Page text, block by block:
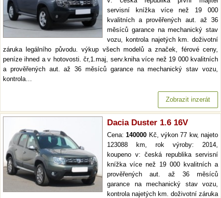
servisní knížka více než 19 000
kvalitních a prověřených aut. až 36
měsíců garance na mechanický stav
vozu, kontrola najetých km. doživotní
záruka legálního původu. výkup všech modelů a značek, férové ceny,
peníze ihned a v hotovosti. čr,1.maj, serv.kniha více než 19 000 kvalitních
a prověřených aut. až 36 měsíců garance na mechanický stav vozu,
kontrola…
Zobrazit inzerát
Dacia Duster 1.6 16V
Cena:140000 Kč, výkon 77 kw, najeto
123088 km, rok výroby: 2014,
koupeno v: česká republika servisní
knížka více než 19 000 kvalitních a
prověřených aut. až 36 měsíců
garance na mechanický stav vozu,
kontrola najetých km. doživotní záruka